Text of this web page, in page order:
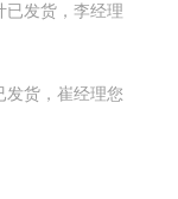
已发货，李经理
发货，崔经理您